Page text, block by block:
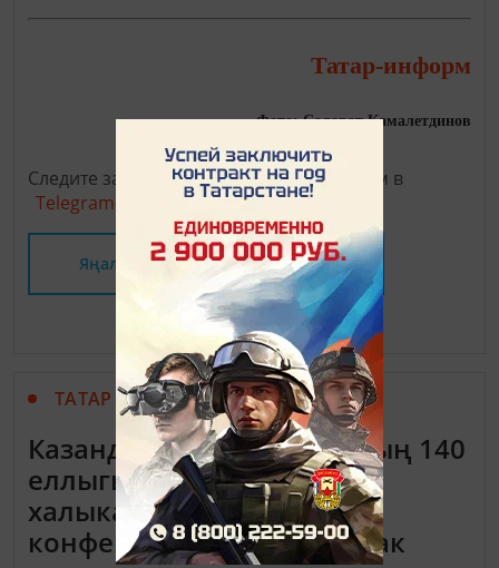
Татар-информ
Фото: Салават Камалетдинов
Следите за самым важным и интересным в
Telegram-канале
Татмедиа
Яңалыклар битенә керегез
ТАТАР МАТБУГАТЫ
Казанда Садри Максудиның 140
еллыгына багышланган
халыкара фәнни-гамәли
конференция уздырылачак